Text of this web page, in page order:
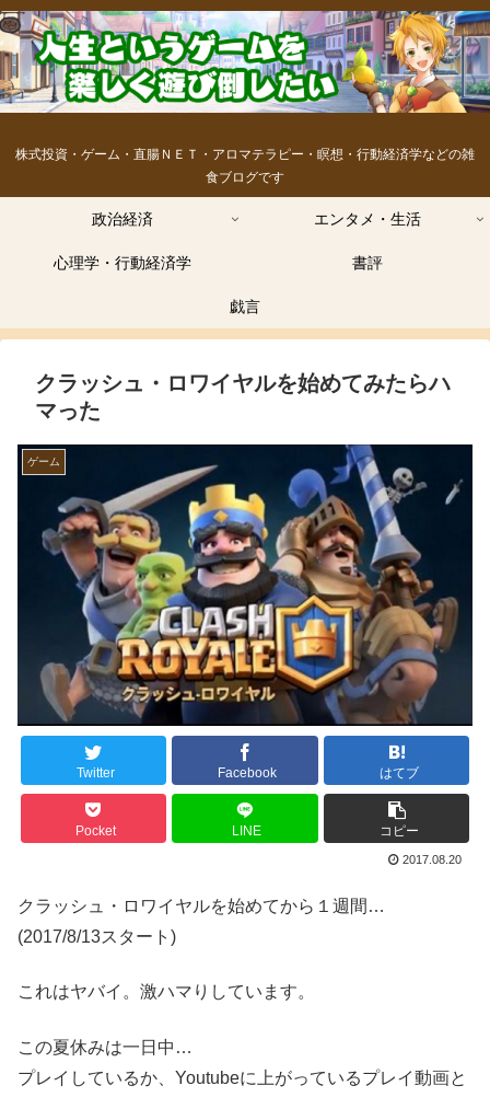
株式投資・ゲーム・直腸ＮＥＴ・アロマテラピー・瞑想・行動経済学などの雑
食ブログです
政治経済 エンタメ・生活
心理学・行動経済学 書評
戯言
クラッシュ・ロワイヤルを始めてみたらハ
マった
ゲーム
Twitter Facebook はてブ
Pocket LINE コピー
2017.08.20
クラッシュ・ロワイヤルを始めてから１週間…
(2017/8/13スタート)
これはヤバイ。激ハマりしています。
この夏休みは一日中…
プレイしているか、Youtubeに上がっているプレイ動画と